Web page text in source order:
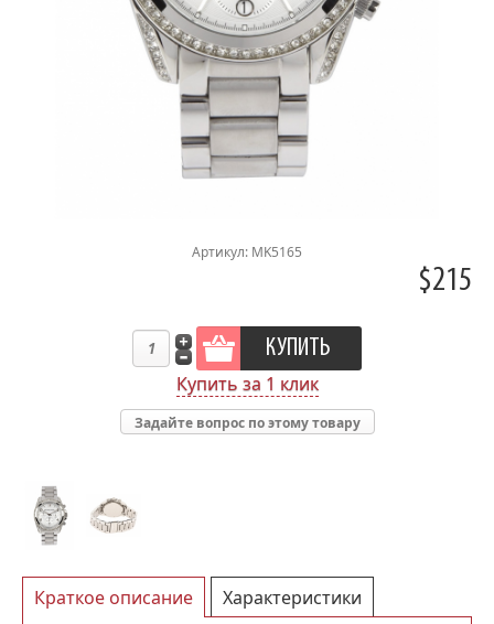
Артикул: MK5165
$215
Купить за 1 клик
Задайте вопрос по этому товару
Краткое описание
Характеристики